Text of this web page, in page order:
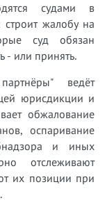
судами в
жалобу на
суд обязан
- или принять.
ведёт
юрисдикции и
обжалование
оспаривание
и иных
отслеживают
их позиции при